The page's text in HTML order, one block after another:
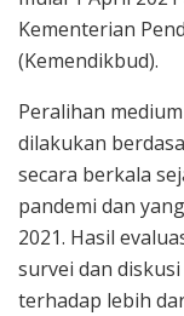
Kementerian
(Kemendikbud).
Peralihan
dilakukan
secara berkala
pandemi dan
2021. Hasil
survei dan
terhadap lebih